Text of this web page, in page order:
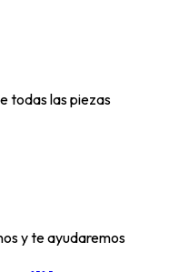
todas las piezas
y te ayudaremos